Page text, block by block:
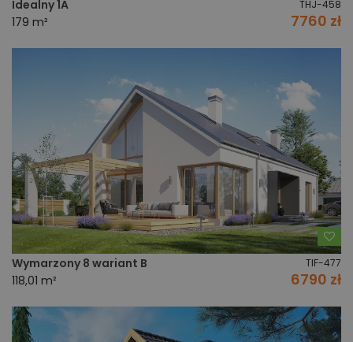
Idealny 1A THJ-458
179 m² 7760 zł
Wymarzony 8 wariant B TIF-477
118,01 m² 6790 zł